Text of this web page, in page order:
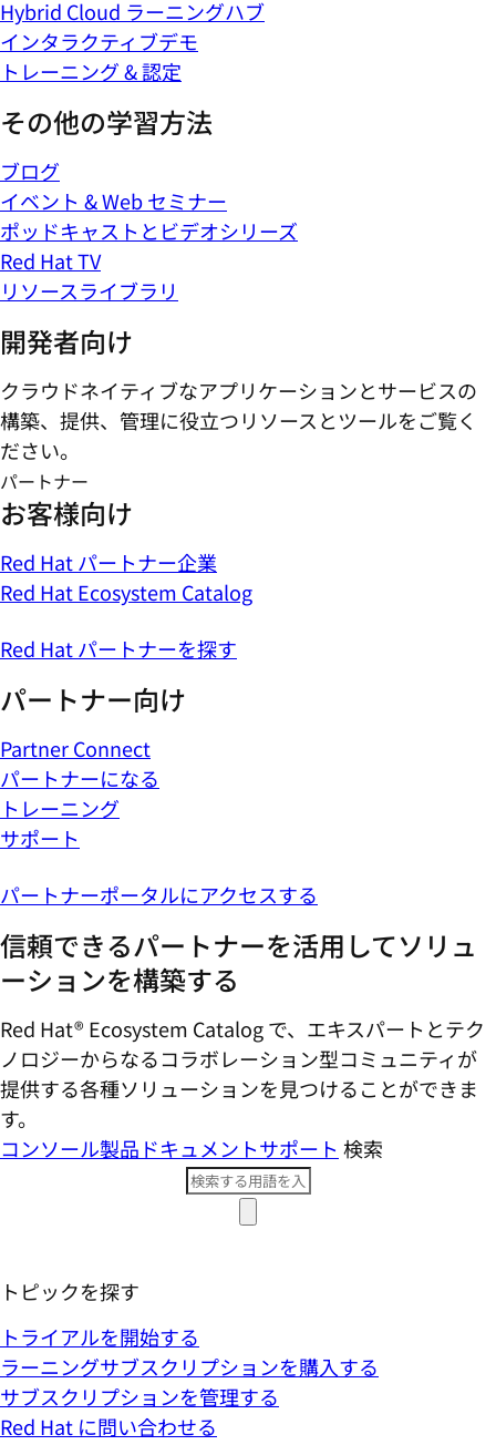
Hybrid Cloud ラーニングハブ
インタラクティブデモ
トレーニング & 認定
その他の学習方法
ブログ
イベント & Web セミナー
ポッドキャストとビデオシリーズ
Red Hat TV
リソースライブラリ
開発者向け
クラウドネイティブなアプリケーションとサービスの
構築、提供、管理に役立つリソースとツールをご覧く
ださい。
パートナー
お客様向け
Red Hat パートナー企業
Red Hat Ecosystem Catalog
Red Hat パートナーを探す
パートナー向け
Partner Connect
パートナーになる
トレーニング
サポート
パートナーポータルにアクセスする
信頼できるパートナーを活用してソリュ
ーションを構築する
Red Hat® Ecosystem Catalog で、エキスパートとテク
ノロジーからなるコラボレーション型コミ​ュニティが
提供する各種ソリューションを見つけることができま
す。
コンソール製品ドキュメントサポート 検索
トピックを探す
トライアルを開始する
ラーニングサブスクリプションを購入する
サブスクリプションを管理する
Red Hat に問い合わせる